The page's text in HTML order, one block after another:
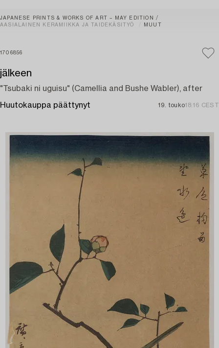
JAPANESE PRINTS & WORKS OF ART – MAY EDITION
AASIALAINEN KERAMIIKKA JA TAIDEKÄSITYÖ
MUUT
1706856
jälkeen
"Tsubaki ni uguisu" (Camellia and Bushe Wabler), after
Huutokauppa päättynyt 19. touko18:16 CEST